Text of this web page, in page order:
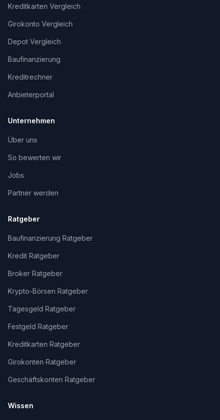
Kreditkarten Vergleich
Girokonto Vergleich
Depot Vergleich
Baufinanzierung
Kreditrechner
Anbieterportal
Unternehmen
Über uns
So bewerten wir
Jobs
Partner werden
Ratgeber
Baufinanzierung Ratgeber
Kredit Ratgeber
Broker Ratgeber
Krypto-Börsen Ratgeber
Tagesgeld Ratgeber
Festgeld Ratgeber
Kreditkarten Ratgeber
Girokonten Ratgeber
Geschäftskonten Ratgeber
Wissen